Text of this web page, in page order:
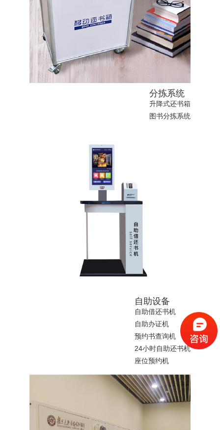
分拣系统
升降式还书箱
图书分拣系统
自助设备
自助借还书机
自助办证机
预约书查询机
24小时自助还书机
座位预约机